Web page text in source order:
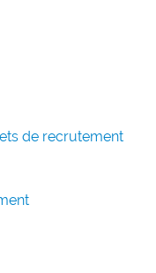
de recrutement